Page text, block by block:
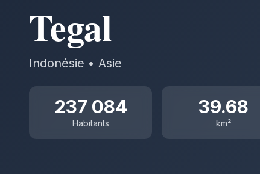
Tegal
Indonésie • Asie
237 084
Habitants
39.68
km²